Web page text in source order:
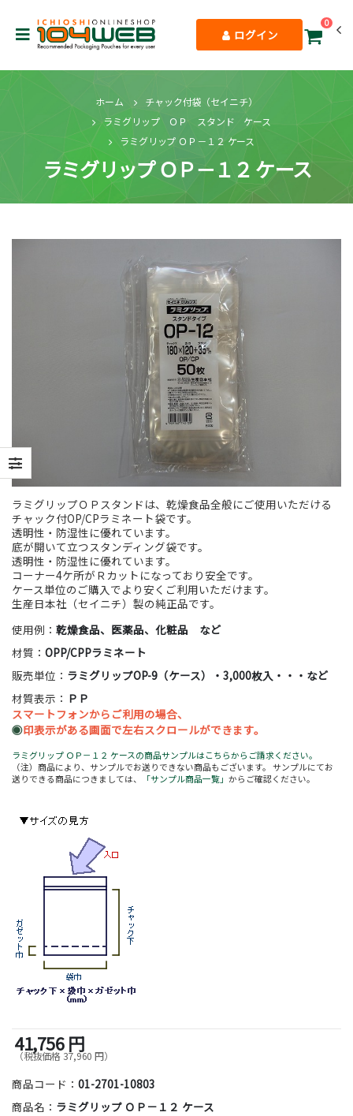
ログイン
0
ホーム
チャック付袋（セイニチ）
ラミグリップ ＯＰ スタンド ケース
ラミグリップ ＯＰ－１２ ケース
ラミグリップ ＯＰ－１２ ケース
ラミグリップＯＰスタンドは、乾燥食品全般にご使用いただける
チャック付OP/CPラミネート袋です。
透明性・防湿性に優れています。
底が開いて立つスタンディング袋です。
透明性・防湿性に優れています。
コーナー4ケ所がＲカットになっており安全です。
ケース単位のご購入でより安くご利用いただけます。
生産日本社（セイニチ）製の純正品です。
使用例：乾燥食品、医薬品、化粧品 など
材質：OPP/CPPラミネート
販売単位： ラミグリップOP-9（ケース）・3,000枚入・・・など
材質表示： ＰＰ
スマートフォンからご利用の場合、
◉印表示がある画面で左右スクロールができます。
ラミグリップ ＯＰ－１２ ケースの商品サンプルはこちらからご請求ください。
（注）商品により、サンプルでお送りできない商品もございます。 サンプルにてお
送りできる商品につきましては、
「サンプル商品一覧」 からご確認ください。
41,756 円
（税抜価格 37,960 円）
商品コード：01-2701-10803
商品名： ラミグリップ ＯＰ－１２ ケース